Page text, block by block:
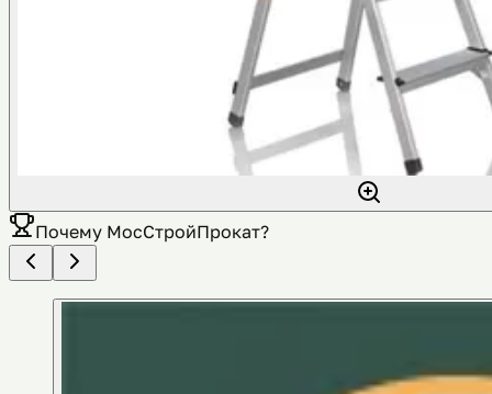
Почему МосСтройПрокат?